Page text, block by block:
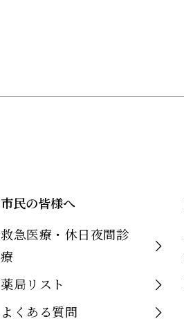
市民の皆様へ
救急医療・休日夜間診
療
薬局リスト
よくある質問